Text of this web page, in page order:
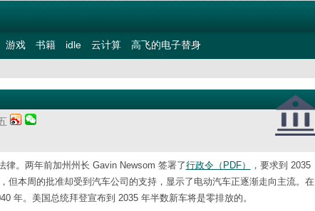
游戏 书籍 idle 云计算 高飞的电子替身
律。两年前加州州长 Gavin Newsom 签署了行政令（PDF）
，要求到 2035
本周的批准却受到汽车公司的支持，显示了电动汽车正逐渐走向主流。在
年。美国总统拜登宣布到 2035 年半数新车将是零排放的。